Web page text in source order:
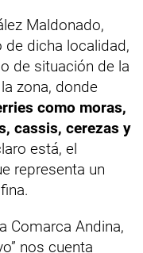
Maldonado,
dicha localidad,
de situación de la
zona, donde
como moras,
cassis, cerezas y
está, el
representa un
Comarca Andina,
nos cuenta